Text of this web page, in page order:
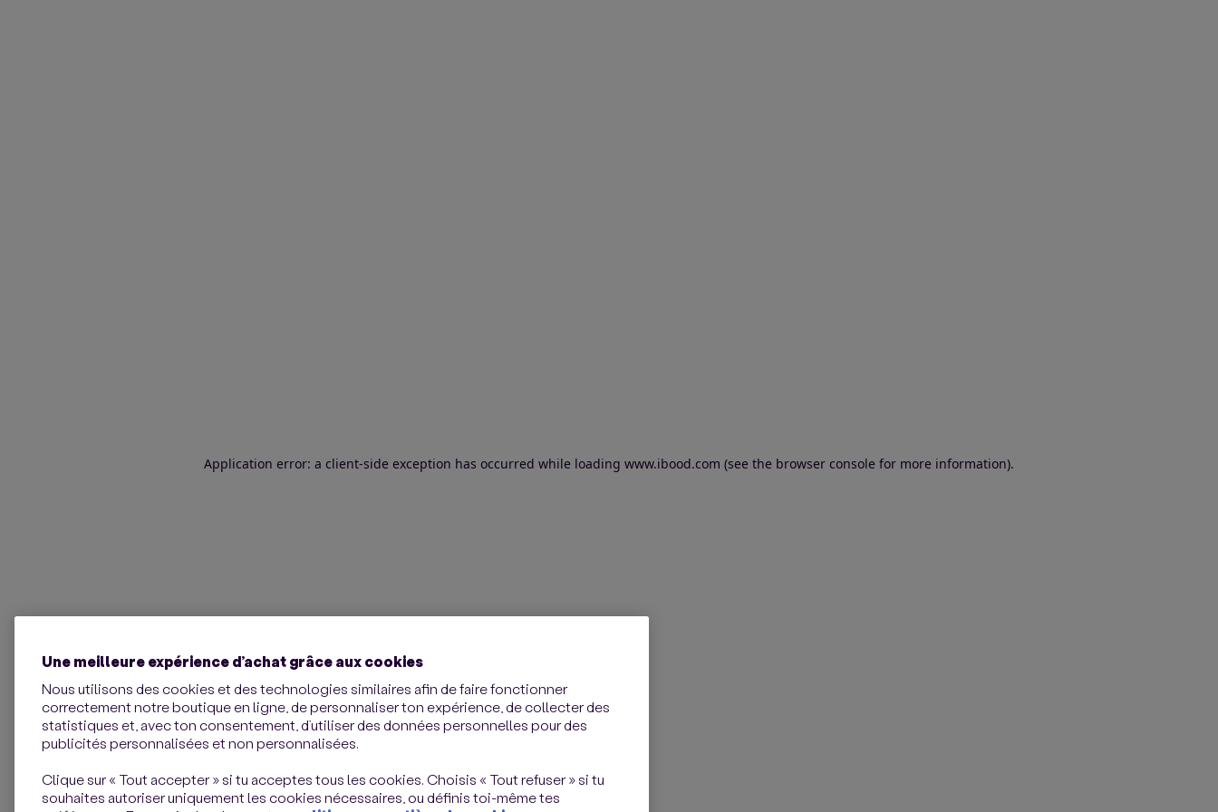
Application error: a client-side exception has occurred while loading www.ibood.com (see the browser console for more information).
Une meilleure expérience d’achat grâce aux cookies
Nous utilisons des cookies et des technologies similaires afin de faire fonctionner
correctement notre boutique en ligne, de personnaliser ton expérience, de collecter des
statistiques et, avec ton consentement, d’utiliser des données personnelles pour des
publicités personnalisées et non personnalisées.
Clique sur « Tout accepter » si tu acceptes tous les cookies. Choisis « Tout refuser » si tu
souhaites autoriser uniquement les cookies nécessaires, ou définis toi-même tes